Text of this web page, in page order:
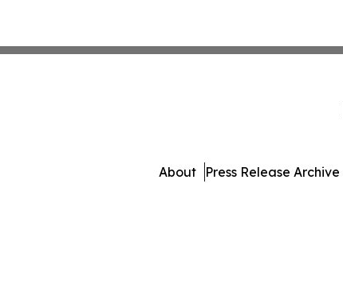
About Press Release Archive